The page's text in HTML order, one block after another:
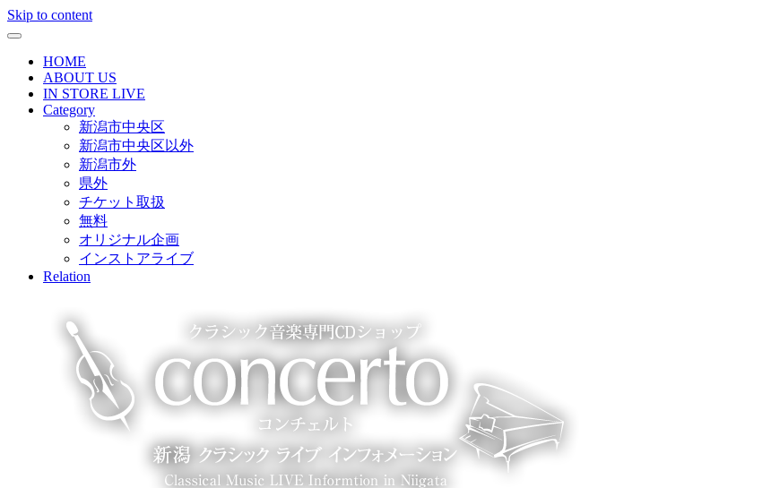
Skip to content
HOME
ABOUT US
IN STORE LIVE
Category
新潟市中央区
新潟市中央区以外
新潟市外
県外
チケット取扱
無料
オリジナル企画
インストアライブ
Relation